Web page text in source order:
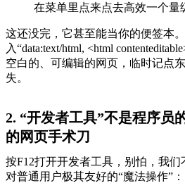
在菜单里点来点去高效一个量
这还没完，它甚至能当你的便签本
入“data:text/html, <html
空白的、可编辑的网页，临时记点
失。
2. “开发者工具”不是程序员
的网页手术刀
按F12打开开发者工具，别怕，我
对普通用户极其友好的“魔法操作”：